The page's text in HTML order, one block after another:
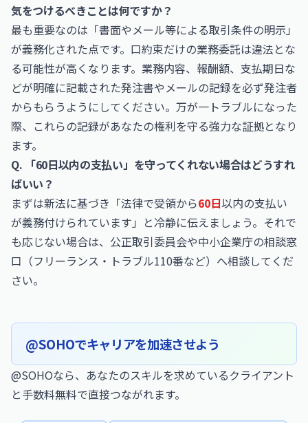
気をつけるべきことは何ですか？
最も重要なのは「書面やメール等による取引条件の明示」
が義務化された点です。口約束だけの業務委託は違法とな
る可能性が高くなります。業務内容、報酬額、支払期日な
どが明確に記載された発注書やメールの記録を必ず発注者
からもらうようにしてください。万が一トラブルになった
際、これらの記録があなたの権利を守る強力な証拠となり
ます。
Q. 「60日以内の支払い」を守ってくれない場合はどうすれ
ばいい？
まずは新法に基づき「法律で受領から60日以内の支払い
が義務付けられています」と冷静に伝えましょう。それで
も応じない場合は、公正取引委員会や中小企業庁の相談窓
口（フリーランス・トラブル110番など）へ相談してくだ
さい。
@SOHOでキャリアを加速させよう
@SOHOなら、あなたのスキルを求めているクライアント
と手数料無料で直接つながれます。